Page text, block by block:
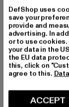
URBAN
3-Pack Sport
15,99 EUR
Ajankohtainen19,99 EUR
DefShop uses
save your
provide and
advertising. In
or to use
your data in the
the EU data
this, click on
agree to this.
ACCEPT